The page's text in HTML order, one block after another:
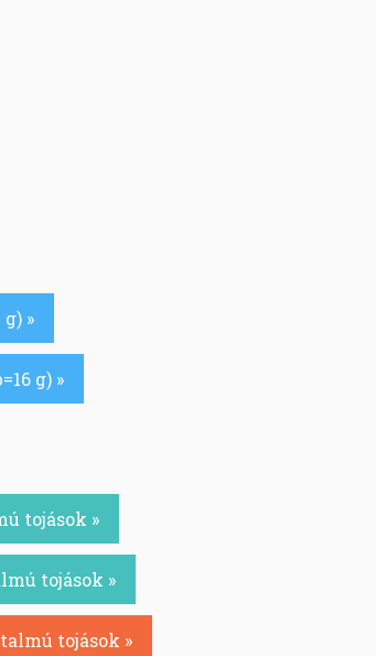
»
g) »
tojások »
tojások »
tojások »